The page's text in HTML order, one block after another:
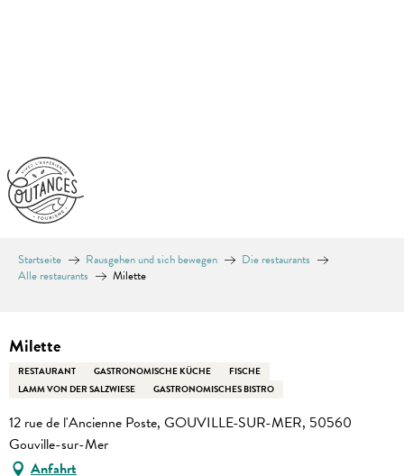
Startseite Rausgehen und sich bewegen
Die restaurants
Alle restaurants
Milette
Milette
RESTAURANT GASTRONOMISCHE KÜCHE
FISCHE
LAMM VON DER SALZWIESE
GASTRONOMISCHES BISTRO
12 rue de l'Ancienne Poste, GOUVILLE-SUR-MER, 50560
Gouville-sur-Mer
Anfahrt